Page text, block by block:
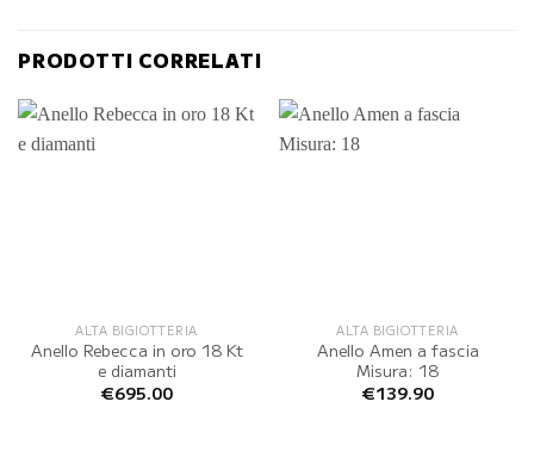
PRODOTTI CORRELATI
ALTA BIGIOTTERIA
Anello Rebecca in oro 18 Kt
e diamanti
€695.00
ALTA BIGIOTTERIA
Anello Amen a fascia
Misura: 18
€139.90